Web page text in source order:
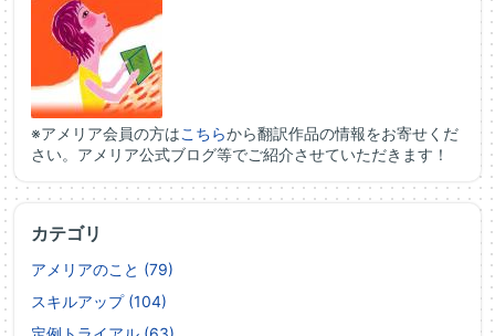
※アメリア会員の方はこちらから翻訳作品の情報をお寄せくだ
さい。アメリア公式ブログ等でご紹介させていただきます！
カテゴリ
アメリアのこと (79)
スキルアップ (104)